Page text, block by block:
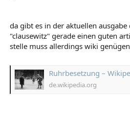
da gibt es in der aktuellen
"clausewitz" gerade einen guten
stelle muss allerdings wiki genügen
Ruhrbesetzung –
de.wikipedia.org